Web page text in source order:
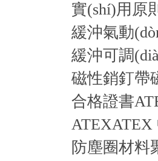
實(shí)用原
緩沖氣動
緩沖可調
磁性銷釘帶
合格證書
ATEXATEX
防塵圈材料